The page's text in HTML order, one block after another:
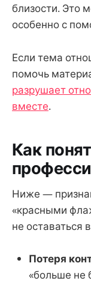
близости. Это
особенно с
Если тема
помочь
разрушает
вместе.
Как
Ниже —
«красными
не оставаться
Потеря
«больше не